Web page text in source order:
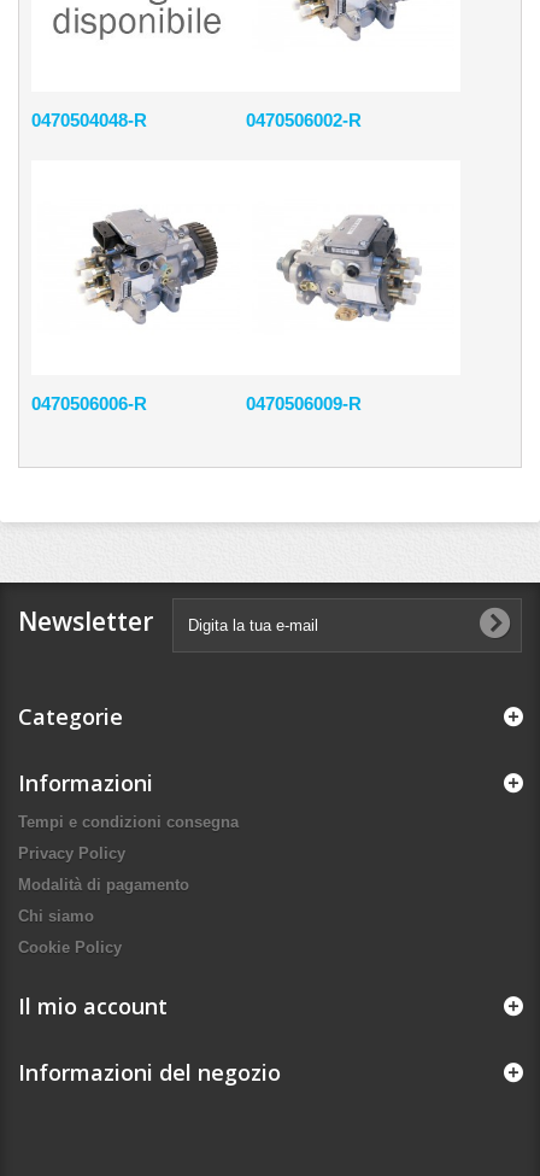
0470504048-R 0470506002-R
0470506006-R 0470506009-R
Newsletter
Categorie
Informazioni
Tempi e condizioni consegna
Privacy Policy
Modalità di pagamento
Chi siamo
Cookie Policy
Il mio account
Informazioni del negozio